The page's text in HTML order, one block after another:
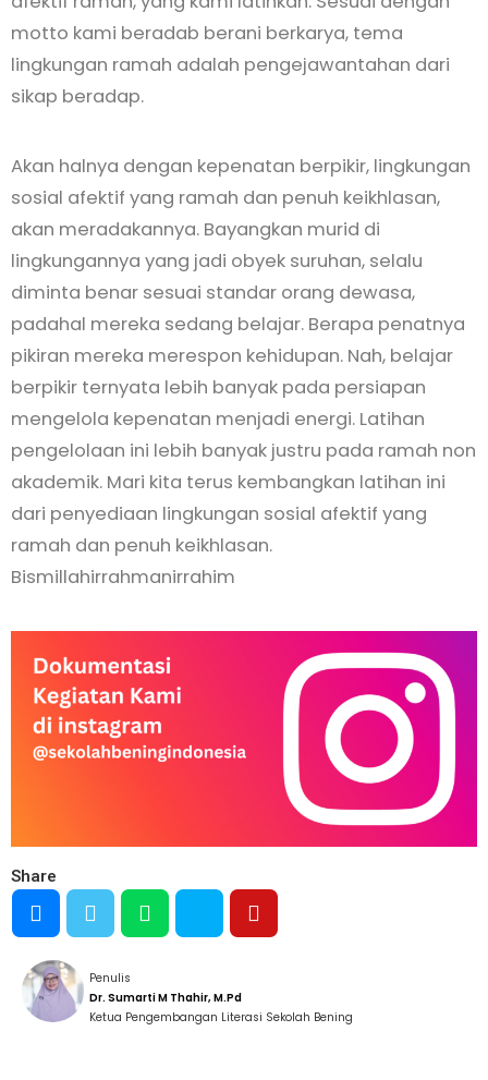
motto kami beradab berani berkarya, tema
lingkungan ramah adalah pengejawantahan dari
sikap beradap.
Akan halnya dengan kepenatan berpikir, lingkungan
sosial afektif yang ramah dan penuh keikhlasan,
akan meradakannya. Bayangkan murid di
lingkungannya yang jadi obyek suruhan, selalu
diminta benar sesuai standar orang dewasa,
padahal mereka sedang belajar. Berapa penatnya
pikiran mereka merespon kehidupan. Nah, belajar
berpikir ternyata lebih banyak pada persiapan
mengelola kepenatan menjadi energi. Latihan
pengelolaan ini lebih banyak justru pada ramah non
akademik. Mari kita terus kembangkan latihan ini
dari penyediaan lingkungan sosial afektif yang
ramah dan penuh keikhlasan.
Bismillahirrahmanirrahim
Share
Penulis
Dr. Sumarti M Thahir, M.Pd
Ketua Pengembangan Literasi Sekolah Bening